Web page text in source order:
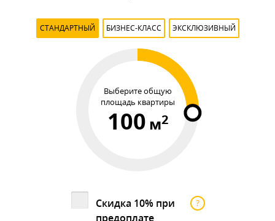
СТАНДАРТНЫЙ БИЗНЕС-КЛАСС ЭКСКЛЮЗИВНЫЙ
Выберите общую
площадь квартиры
100 м2
Скидка 10% при
предоплате
?